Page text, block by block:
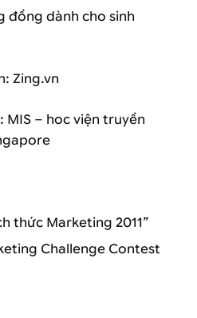
đồng dành cho sinh
Zing.vn
– hoc viện truyền
thức Marketing 2011”
Challenge Contest